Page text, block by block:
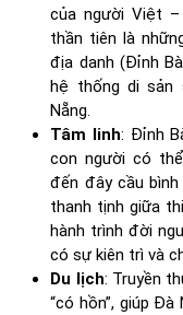
của người Việt
thần tiên là
địa danh (Đỉnh
hệ thống di sản
Nẵng.
Tâm linh: Đỉnh
con người có
đến đây cầu
thanh tịnh giữa
hành trình đời
có sự kiên trì và
Du lịch: Truyền
“có hồn”, giúp